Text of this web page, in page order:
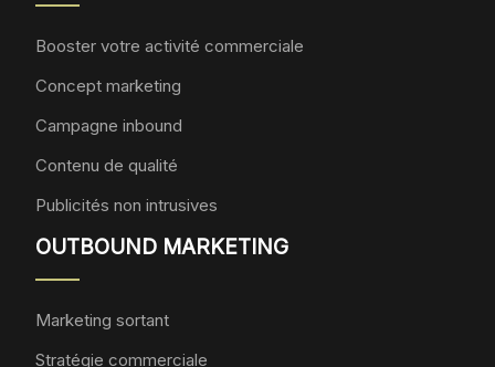
Booster votre activité commerciale
Concept marketing
Campagne inbound
Contenu de qualité
Publicités non intrusives
OUTBOUND MARKETING
Marketing sortant
Stratégie commerciale